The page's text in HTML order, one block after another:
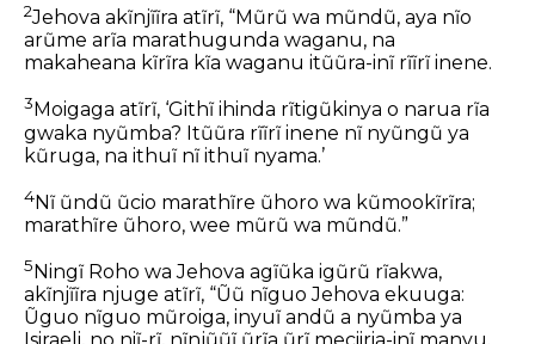
2Jehova akĩnjĩĩra atĩrĩ, “Mũrũ wa mũndũ, aya nĩo
arũme arĩa marathugunda waganu, na
makaheana kĩrĩra kĩa waganu itũũra-inĩ rĩĩrĩ inene.
3 Moigaga atĩrĩ, ‘Githĩ ihinda rĩtigũkinya o narua rĩa
gwaka nyũmba? Itũũra rĩĩrĩ inene nĩ nyũngũ ya
kũruga, na ithuĩ nĩ ithuĩ nyama.’
4Nĩ ũndũ ũcio marathĩre ũhoro wa kũmookĩrĩra;
marathĩre ũhoro, wee mũrũ wa mũndũ.”
5 Ningĩ Roho wa Jehova agĩũka igũrũ rĩakwa,
akĩnjĩĩra njuge atĩrĩ, “Ũũ nĩguo Jehova ekuuga:
Ũguo nĩguo mũroiga, inyuĩ andũ a nyũmba ya